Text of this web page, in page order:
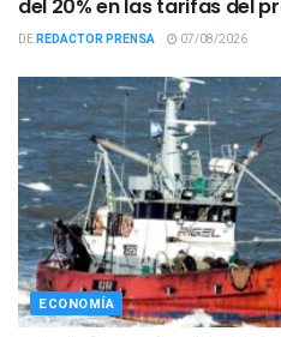
del 20% en las tarifas del
DEREDACTOR PRENSA 07/08/2026
ECONOMÍA